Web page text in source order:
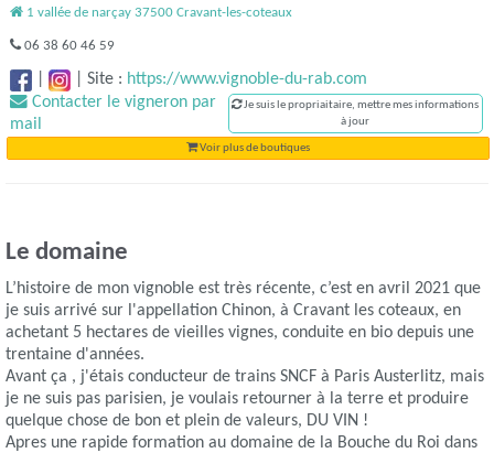
1 vallée de narçay 37500 Cravant-les-coteaux
06 38 60 46 59
| |Site : https://www.vignoble-du-rab.com
Contacter le vigneron par
mail
Je suis le propriaitaire, mettre mes informations
à jour
Voir plus de boutiques
Le domaine
L’histoire de mon vignoble est très récente, c’est en avril 2021 que
je suis arrivé sur l'appellation Chinon, à Cravant les coteaux, en
achetant 5 hectares de vieilles vignes, conduite en bio depuis une
trentaine d'années.
Avant ça , j'étais conducteur de trains SNCF à Paris Austerlitz, mais
je ne suis pas parisien, je voulais retourner à la terre et produire
quelque chose de bon et plein de valeurs, DU VIN !
Apres une rapide formation au domaine de la Bouche du Roi dans